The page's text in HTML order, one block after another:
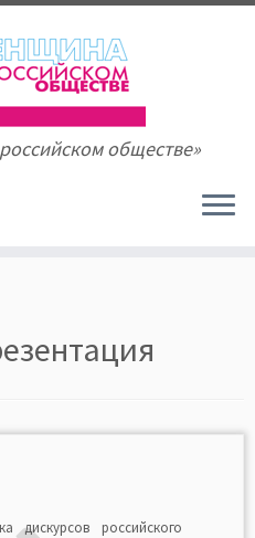
обществе»
дискурсов российского